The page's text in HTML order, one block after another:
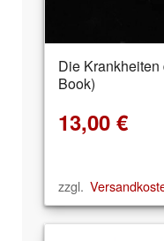
Die Krankheiten
Book)
13,00 €
zzgl.